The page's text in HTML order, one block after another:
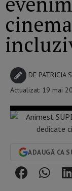
DE PATRICIA
Actualizat: 19 mai
ADAUGĂ CA